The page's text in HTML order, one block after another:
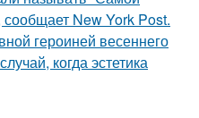
New York Post.
героиней весеннего
когда эстетика